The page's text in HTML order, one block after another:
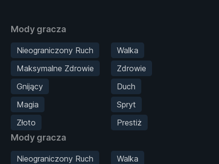
Mody gracza
Nieograniczony Ruch
Walka
Maksymalne Zdrowie
Zdrowie
Gnijący
Duch
Magia
Spryt
Złoto
Prestiż
Mody gracza
Nieograniczony Ruch
Walka